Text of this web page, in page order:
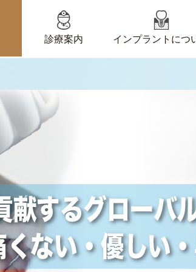
診療案内 インプラントにつ